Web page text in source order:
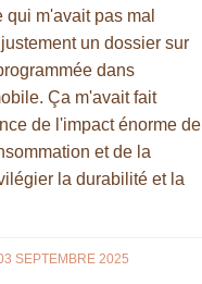
m'avait pas mal
un dossier sur
dans
Ça m'avait fait
de l'impact énorme de
et de la
la durabilité et la
SEPTEMBRE 2025